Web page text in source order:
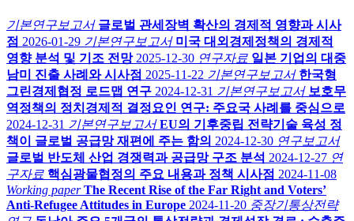
기본연구보고서 글로벌 관세장벽 확산의 경제적 영향과 시사
점 2026-01-29 기본연구보고서 미국 대외경제정책의 경제적
영향 분석 및 기조 전망 2025-12-30 연구자료 일본 기업의 대중
남미 진출 사례와 시사점 2025-11-22 기본연구보고서 한국형
그린경제협정 로드맵 연구 2024-12-31 기본연구보고서 보호무
역정책의 정치경제적 결정요인 연구: 주요국 사례를 중심으로
2024-12-31 기본연구보고서 EU의 기후중립 전략기술 육성 정
책이 글로벌 공급망 재편에 주는 함의 2024-12-30 연구보고서
글로벌 반도체 산업 경쟁력과 공급망 구조 분석 2024-12-27 연
구자료 핵심광물협정의 주요 내용과 정책 시사점 2024-11-08
Working paper The Recent Rise of the Far Right and Voters’
Anti-Refugee Attitudes in Europe 2024-11-20 중장기통상전략